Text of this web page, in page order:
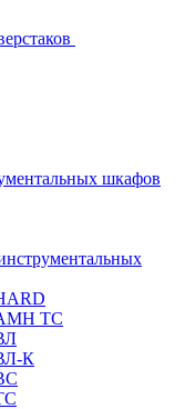
шкафов
ТС
К